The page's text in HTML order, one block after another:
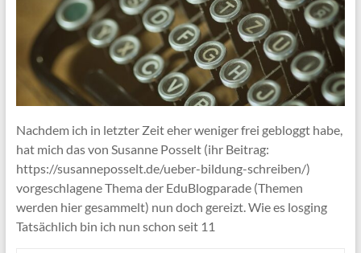
Nachdem ich in letzter Zeit eher weniger frei gebloggt habe,
hat mich das von Susanne Posselt (ihr Beitrag:
https://susanneposselt.de/ueber-bildung-schreiben/)
vorgeschlagene Thema der EduBlogparade (Themen
werden hier gesammelt) nun doch gereizt. Wie es losging
Tatsächlich bin ich nun schon seit 11